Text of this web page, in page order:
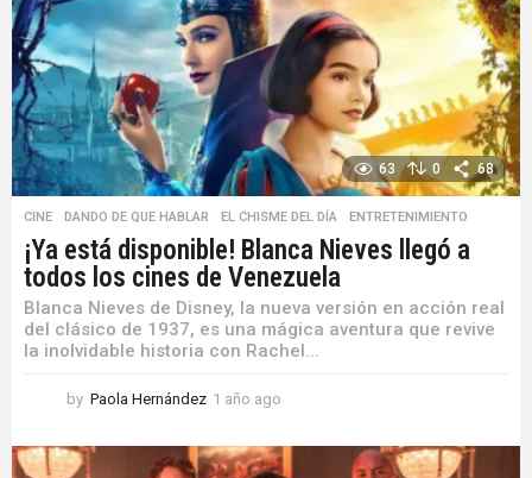
63 0 68
CINE ,DANDO DE QUE HABLAR ,EL CHISME DEL DÍA ,ENTRETENIMIENTO
¡Ya está disponible! Blanca Nieves llegó a
todos los cines de Venezuela
Blanca Nieves de Disney, la nueva versión en acción real
del clásico de 1937, es una mágica aventura que revive
la inolvidable historia con Rachel...
by Paola Hernández 1 año ago
ñ
o